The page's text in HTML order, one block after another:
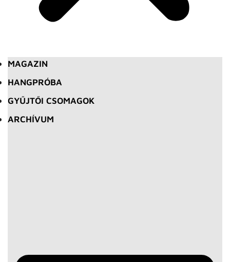
MAGAZIN
HANGPRÓBA
GYŰJTŐI CSOMAGOK
ARCHÍVUM